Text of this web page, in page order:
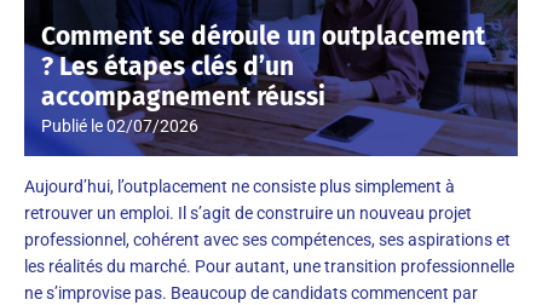
Comment se déroule un outplacement
? Les étapes clés d’un
accompagnement réussi
Publié le02/07/2026
Aujourd’hui, l’outplacement ne consiste plus simplement à
retrouver un emploi. Il s’agit de construire un nouveau projet
professionnel, cohérent avec ses compétences, ses aspirations et
les réalités du marché. Pour autant, une transition professionnelle
ne s’improvise pas. Beaucoup de candidats commencent par